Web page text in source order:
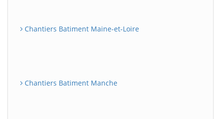
Chantiers Batiment Maine-et-Loire
Chantiers Batiment Manche